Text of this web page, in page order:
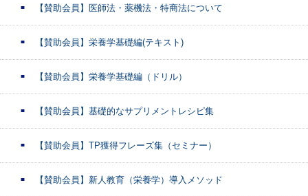
【賛助会員】医師法・薬機法・特商法について
【賛助会員】栄養学基礎編(テキスト)
【賛助会員】栄養学基礎編（ドリル）
【賛助会員】基礎的なサプリメントレシピ集
【賛助会員】TP獲得フレーズ集（セミナー）
【賛助会員】新人教育（栄養学）導入メソッド